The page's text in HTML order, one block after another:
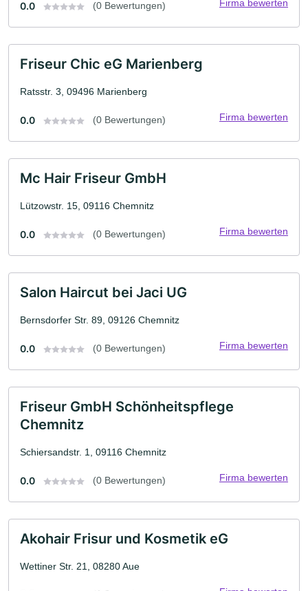
0.0 (0 Bewertungen) Firma bewerten
Friseur Chic eG Marienberg
Ratsstr. 3, 09496 Marienberg
0.0 (0 Bewertungen) Firma bewerten
Mc Hair Friseur GmbH
Lützowstr. 15, 09116 Chemnitz
0.0 (0 Bewertungen) Firma bewerten
Salon Haircut bei Jaci UG
Bernsdorfer Str. 89, 09126 Chemnitz
0.0 (0 Bewertungen) Firma bewerten
Friseur GmbH Schönheitspflege
Chemnitz
Schiersandstr. 1, 09116 Chemnitz
0.0 (0 Bewertungen) Firma bewerten
Akohair Frisur und Kosmetik eG
Wettiner Str. 21, 08280 Aue